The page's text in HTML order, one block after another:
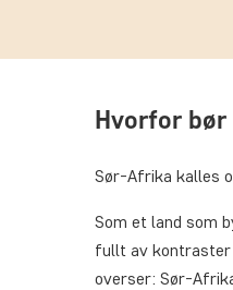
Hvorfor
Sør-Afrika kalles
Som et land som
fullt av kontraster
overser: Sør-